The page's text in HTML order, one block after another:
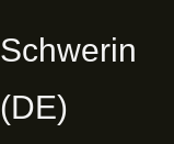
Schwerin
(DE)